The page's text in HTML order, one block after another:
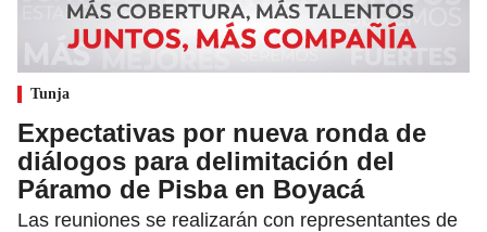
Tunja
Expectativas por nueva ronda de
diálogos para delimitación del
Páramo de Pisba en Boyacá
Las reuniones se realizarán con representantes de